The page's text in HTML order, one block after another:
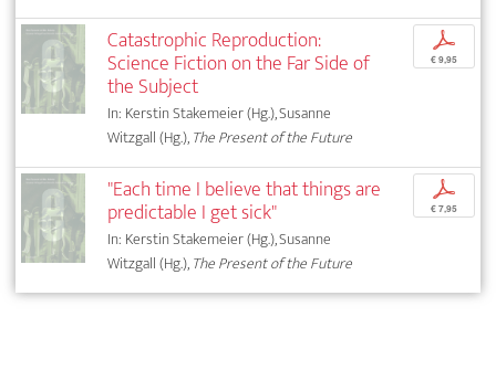
Catastrophic Reproduction:
Science Fiction on the Far Side of
the Subject
In: Kerstin Stakemeier (Hg.), Susanne
Witzgall (Hg.),The Present of the Future
p
€ 9,95
"Each time I believe that things are
predictable I get sick"
In: Kerstin Stakemeier (Hg.), Susanne
Witzgall (Hg.),The Present of the Future
p
€ 7,95